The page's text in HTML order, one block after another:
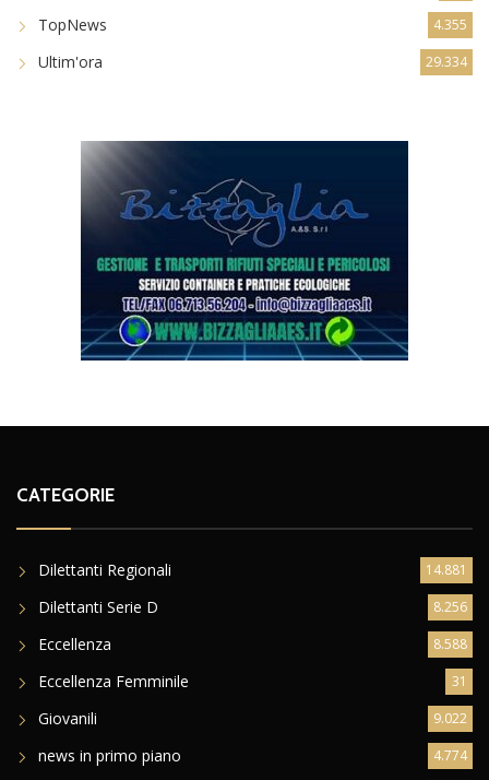
TopNews 4.355
Ultim'ora 29.334
CATEGORIE
Dilettanti Regionali 14.881
Dilettanti Serie D 8.256
Eccellenza 8.588
Eccellenza Femminile 31
Giovanili 9.022
news in primo piano 4.774